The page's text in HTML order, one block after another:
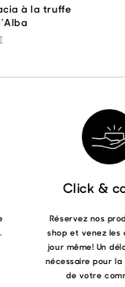
à la truffe
Plage de prix : 6 € à 30 €
Les
sur
la
du
Click &
Réservez nos
shop et venez les
jour même! Un
nécessaire pour
de votre